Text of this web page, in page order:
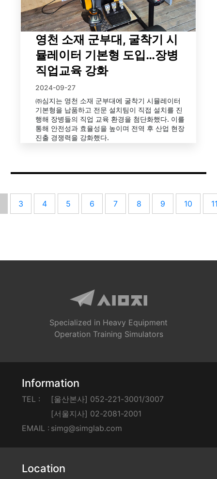
영천 소재 군부대, 굴착기 시
뮬레이터 기본형 도입…장병
직업교육 강화
2024-09-27
㈜심지는 영천 소재 군부대에 굴착기 시뮬레이터
기본형을 납품하고 전문 설치팀이 직접 설치를 진
행해 장병들의 직업 교육 환경을 첨단화했다. 이를
통해 안전성과 효율성을 높이며 전역 후 산업 현장
진출 경쟁력을 강화했다.
3 4 5 6 7 8 9 10
Specialized in Heavy Equipment
Operation Training Simulators
Information
TEL :
[울산본사] 052-221-3001/3007
[서울지사] 02-2081-2001
EMAIL : simg@simglab.com
Location